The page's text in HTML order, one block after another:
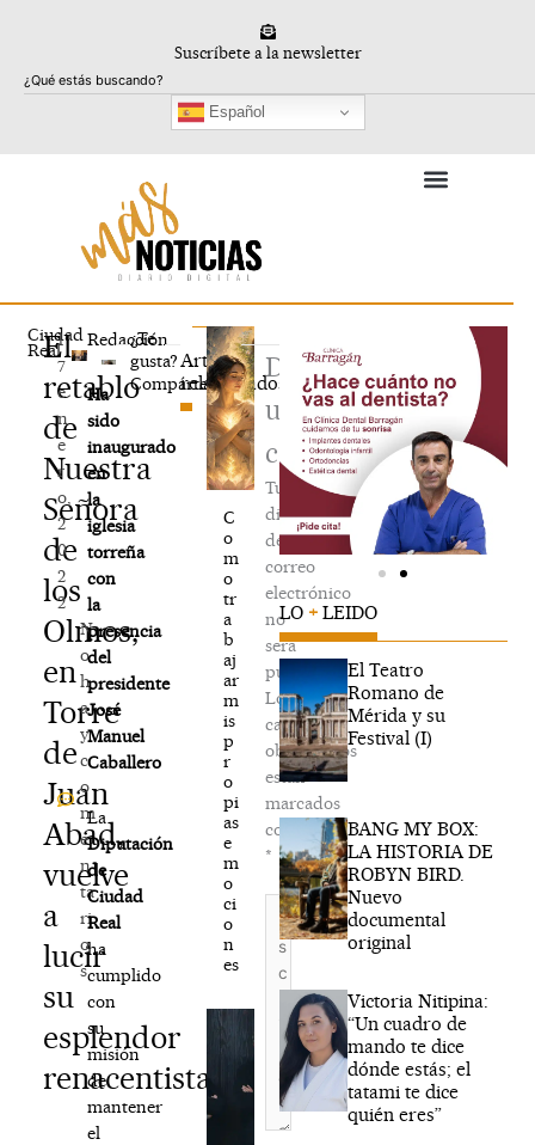
Suscríbete a la newsletter
Buscar
Español
Ciudad
Real
El
retablo
de
Nuestra
Señora
de
los
Olmos,
en
Torre
de
Juan
Abad,
vuelve
a
lucir
su
esplendor
renacentista
1
7
e
n
e
r
o,
2
0
2
2
N
o
h
a
y
c
o
m
e
n
ta
ri
o
s
Redacción
Ha
sido
inaugurado
en
la
iglesia
torreña
con
la
presencia
del
presidente
José
Manuel
Caballero
La
Diputación
de
Ciudad
Real
ha
cumplido
con
su
misión
de
mantener
el
¿Te
gusta?
Compártelo
Artículos
relacionados
C
o
m
o
tr
a
b
aj
ar
m
is
p
r
o
pi
as
e
m
o
ci
o
n
es
Deja
un
comentario
Tu
dirección
de
correo
electrónico
no
será
publicada.
Los
campos
obligatorios
están
marcados
con
*
Escribe
aquí...
LO + LEIDO
El Teatro
Romano de
Mérida y su
Festival (I)
BANG MY BOX:
LA HISTORIA DE
ROBYN BIRD.
Nuevo
documental
original
Victoria Nitipina:
“Un cuadro de
mando te dice
dónde estás; el
tatami te dice
quién eres”